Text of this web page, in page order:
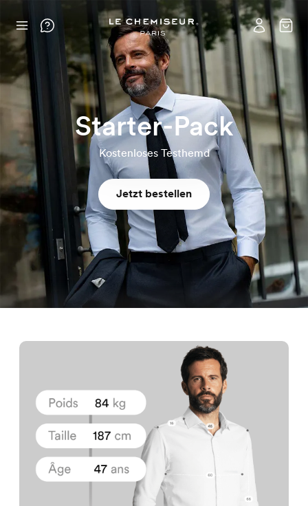
Starter-Pack
Kostenloses Testhemd
Jetzt bestellen